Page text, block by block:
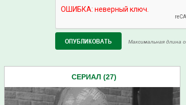
Максимальная длина
СЕРИАЛ (27)